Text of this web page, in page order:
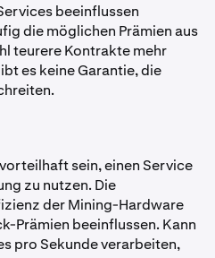
beeinflussen
die möglichen Prämien aus
teurere Kontrakte mehr
es keine Garantie, die
sein, einen Service
zu nutzen. Die
der Mining-Hardware
Prämien beeinflussen. Kann
pro Sekunde verarbeiten,